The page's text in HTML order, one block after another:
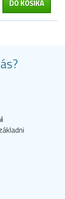
DO KOŠÍKA